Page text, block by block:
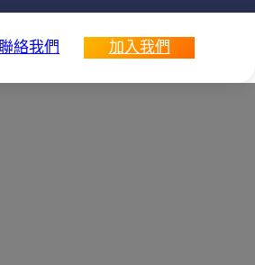
絡我們 加入我們